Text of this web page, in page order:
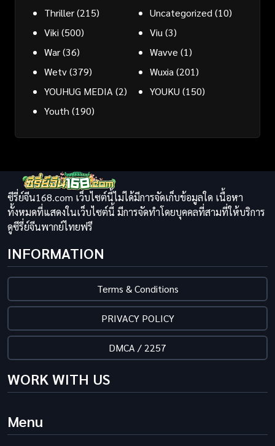
Thriller(215) Uncategorized (10)
Viki (500) Viu (3)
War(36) Wavve (1)
Wetv(379) Wuxia (201)
YOUHUG MEDIA (2) YOUKU (150)
Youth (190)
ซีรี่ย์จีน168.com เว็บไซต์นี้ไม่ได้มีการจัดเก็บข้อมูลใด เนื้อหา
ทั้งหมดที่แสดงในเว็บไซต์นี้ มีการจัดทำโดยบุคคลที่สามที่ให้บริการ
ดูซีรี่ย์จีนพากย์ไทยฟรี
INFORMATION
Terms & Conditions
PRIVACY POLICY
DMCA / 2257
WORK WITH US
Menu